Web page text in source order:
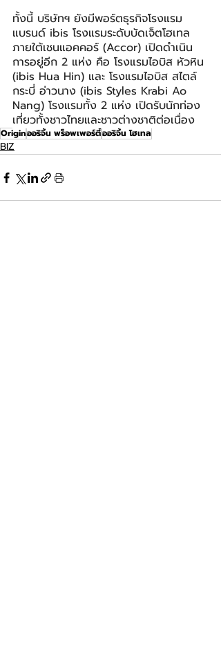
ทั้งนี้ บริษัทฯ ยังมีพอร์ตธุรกิจโรงแรม
แบรนด์ ibis โรงแรมระดับบัดเจ็ตโฮเทล
ภายใต้เชนแอคคอร์ (Accor) เปิดดำเนิน
การอยู่อีก 2 แห่ง คือ โรงแรมไอบิส หัวหิน
(ibis Hua Hin) และ โรงแรมไอบิส สไตล์
กระบี่ อ่าวนาง (ibis Styles Krabi Ao
Nang) โรงแรมทั้ง 2 แห่ง เปิดรับนักท่อง
เที่ยวทั้งชาวไทยและชาวต่างชาติต่อเนื่อง
Originออริจิ้น พร็อพเพอร์ตี้ออริจิ้น โฮเทล
BIZ